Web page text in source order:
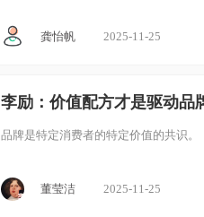
龚怡帆 2025-11-25
李励：价值配方才是驱动品
品牌是特定消费者的特定价值的共识。
董莹洁 2025-11-25